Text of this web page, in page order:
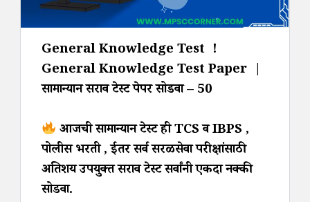
General Knowledge Test !
General Knowledge Test Paper |
सामान्यज्ञान सराव टेस्ट पेपर सोडवा – 50
आजची सामान्यज्ञान टेस्ट ही TCS व IBPS ,
पोलीस भरती , ईतर सर्व सरळसेवा परीक्षांसाठी
अतिशय उपयुक्त सराव टेस्ट सर्वांनी एकदा नक्की
सोडवा.